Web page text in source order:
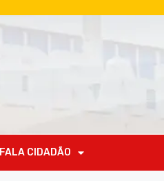
FALA CIDADÃO